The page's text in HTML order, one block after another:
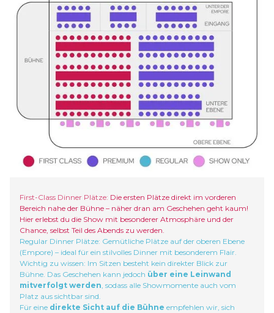
First-Class Dinner Plätze: Die ersten Plätze direkt im vorderen
Bereich nahe der Bühne – näher dran am Geschehen geht kaum!
Hier erlebst du die Show mit besonderer Atmosphäre und der
Chance, selbst Teil des Abends zu werden.
Regular Dinner Plätze: Gemütliche Plätze auf der oberen Ebene
(Empore) – ideal für ein stilvolles Dinner mit besonderem Flair.
Wichtig zu wissen: Im Sitzen besteht kein direkter Blick zur
Bühne. Das Geschehen kann jedoch über eine Leinwand
mitverfolgt werden, sodass alle Showmomente auch vom
Platz aus sichtbar sind.
Für eine direkte Sicht auf die Bühne empfehlen wir, sich